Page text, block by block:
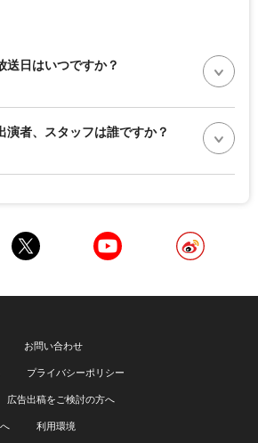
送日はいつですか？
演者、スタッフは誰ですか？
お問い合わせ
プライバシーポリシー
広告出稿をご検討の方へ
利用環境